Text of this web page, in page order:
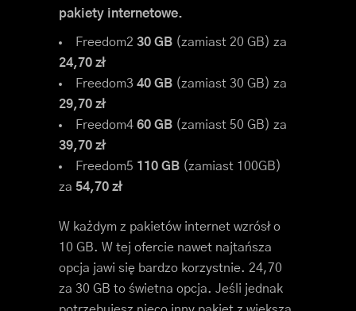
pakiety internetowe.
Freedom2 30 GB (zamiast 20 GB) za
24,70 zł
Freedom3 40 GB (zamiast 30 GB) za
29,70 zł
Freedom4 60 GB (zamiast 50 GB) za
39,70 zł
Freedom5 110 GB (zamiast 100GB)
za 54,70 zł
W każdym z pakietów internet wzrósł o
10 GB. W tej ofercie nawet najtańsza
opcja jawi się bardzo korzystnie. 24,70
za 30 GB to świetna opcja. Jeśli jednak